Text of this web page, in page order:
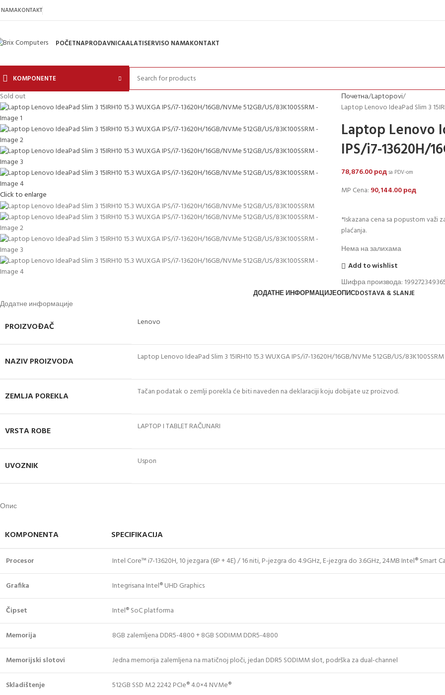
KONTAKT
POČETNAPRODAVNICAALATISERVISO NAMAKONTAKT
KOMPONENTE
Sold out
Click to enlarge
Почетна Laptopovi
Laptop Lenovo IdeaPad Slim 3
Laptop Lenovo
IPS/i7-13620H/
78,876.00рсдsa PDV-om
MP Cena: 90,144.00рсд
*Iskazana cena sa popustom važi
plaćanja.
Нема на залихама
Add to wishlist
Шифра производа:
ДОДАТНЕ ИНФОРМАЦИЈЕОПИСDOSTAVA & SLANJE
Додатне информације
PROIZVOĐAČ Lenovo
NAZIV PROIZVODA Laptop Lenovo IdeaPad Slim 3 15IRH10 15.3 WUXGA IPS/i7-13620H/16GB/NVMe 512GB/US/83K100SSRM
ZEMLJA POREKLA Tačan podatak o zemlji porekla će biti naveden na deklaraciji koju dobijate uz proizvod.
VRSTA ROBE LAPTOP I TABLET RAČUNARI
UVOZNIK Uspon
Опис
KOMPONENTA SPECIFIKACIJA
Procesor Intel Core™ i7-13620H, 10 jezgara (6P + 4E) / 16 niti, P-jezgra do 4.9GHz, E-jezgra do 3.6GHz, 24MB Intel® Smart
Grafika Integrisana Intel® UHD Graphics
Čipset Intel® SoC platforma
Memorija 8GB zalemljena DDR5-4800 + 8GB SODIMM DDR5-4800
Memorijski slotovi Jedna memorija zalemljena na matičnoj ploči, jedan DDR5 SODIMM slot, podrška za dual-channel
Skladištenje 512GB SSD M.2 2242 PCIe® 4.0×4 NVMe®